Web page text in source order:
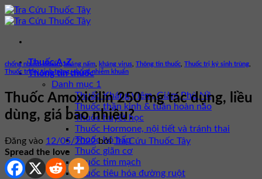
Bỏ
qua
dung
Thuốc A-Z
Thông tin thuốc
Danh mục 1
Thuốc Kháng Viêm, Giảm Phù Nề
Thuốc thần kinh & tuần hoàn não
Thuốc huyết học
Thuốc Hormone, nội tiết và tránh thai
Thuốc hô hấp
Thuốc giãn cơ
Thuốc tim mạch
Thuốc tiêu hóa đường ruột
chống nhiễm khuẩn,kháng nấm kháng virus Thông tin thuốc Thuốc trị ký sinh trùng
Thuốc trị ký sinh trùng, chống nhiễm khuẩn
Thuốc Amoxicilin 250 mg tác dụng, liều
dùng, giá bao nhiêu?
Đăng vào 12/05/2022 bởiTra Cứu Thuốc Tây
Spread the love